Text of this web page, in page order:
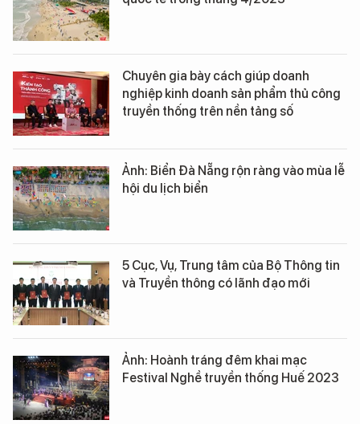
Chuyên gia bày cách giúp doanh
nghiệp kinh doanh sản phẩm thủ công
truyền thống trên nền tảng số
Ảnh: Biển Đà Nẵng rộn ràng vào mùa lễ
hội du lịch biển
5 Cục, Vụ, Trung tâm của Bộ Thông tin
và Truyền thông có lãnh đạo mới
Ảnh: Hoành tráng đêm khai mạc
Festival Nghề truyền thống Huế 2023